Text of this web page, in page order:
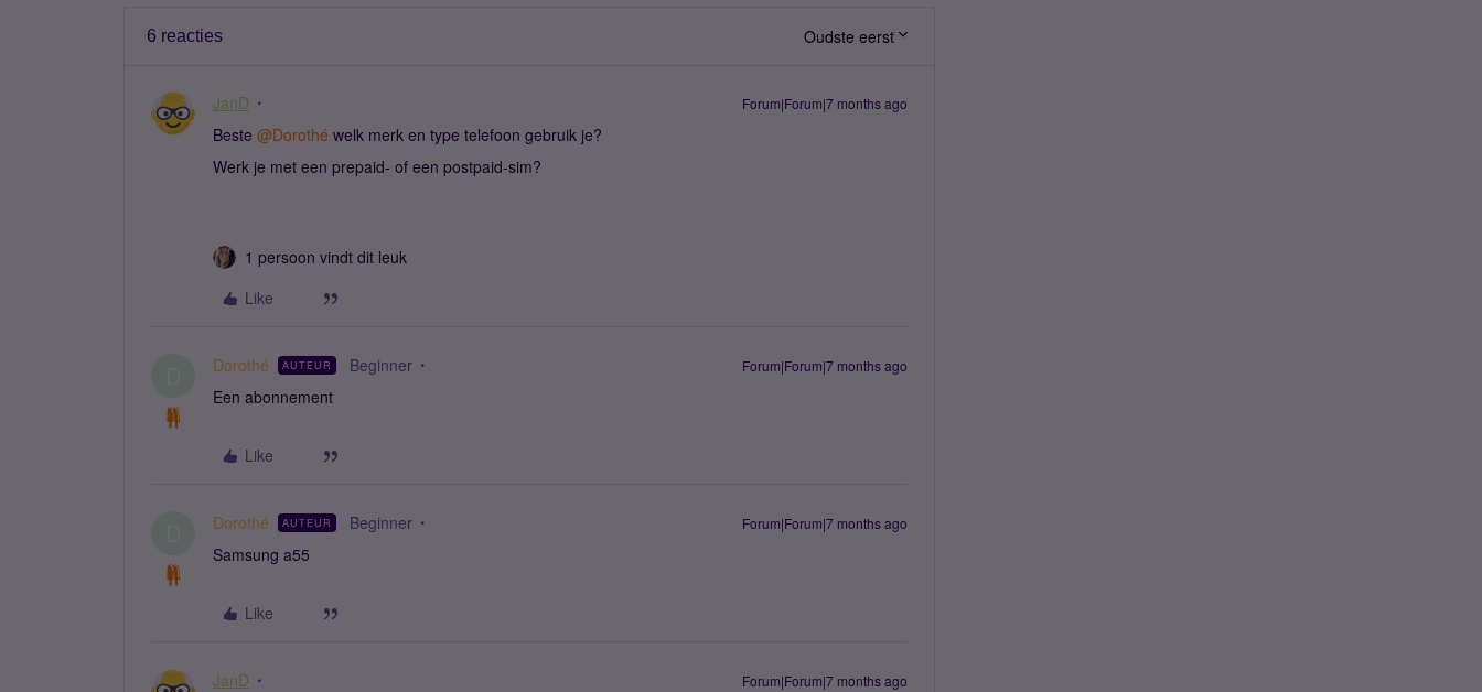
6 reacties Oudste eerst
JanD Forum|Forum|7 months ago
Beste ​ @Dorothé welk merk en type telefoon gebruik je?
Werk je met een prepaid- of een postpaid-sim?
1 persoon vindt dit leuk
Like
Dorothé AUTEUR Beginner Forum|Forum|7 months ago
Een abonnement
Like
Dorothé AUTEUR Beginner Forum|Forum|7 months ago
Samsung a55
Like
JanD Forum|Forum|7 months ago